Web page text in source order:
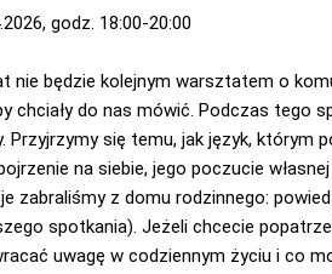
godz. 18:00-20:00
nie będzie kolejnym warsztatem o
chciały do nas mówić. Podczas tego
Przyjrzymy się temu, jak język, którym
na siebie, jego poczucie
zabraliśmy z domu rodzinnego:
spotkania). Jeżeli chcecie
uwagę w codziennym życiu i co